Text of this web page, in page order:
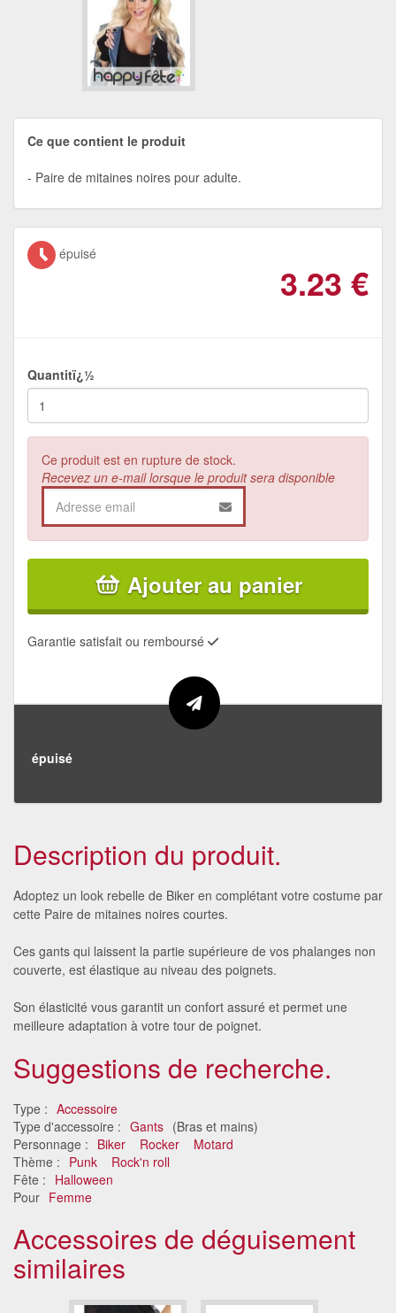
Ce que contient le produit
Paire de mitaines noires pour adulte.
épuisé
3.23 €
Quantitï¿½
Ce produit est en rupture de stock.
Recevez un e-mail lorsque le produit sera disponible
Ajouter au panier
Garantie satisfait ou remboursé
épuisé
Description du produit.
Adoptez un look rebelle de Biker en complétant votre costume par
cette Paire de mitaines noires courtes.
Ces gants qui laissent la partie supérieure de vos phalanges non
couverte, est élastique au niveau des poignets.
Son élasticité vous garantit un confort assuré et permet une
meilleure adaptation à votre tour de poignet.
Suggestions de recherche.
Type : Accessoire
Type d'accessoire : Gants (Bras et mains)
Personnage : Biker Rocker
Motard
Thème : Punk
Rock'n roll
Fête : Halloween
Pour Femme
Accessoires de déguisement
similaires